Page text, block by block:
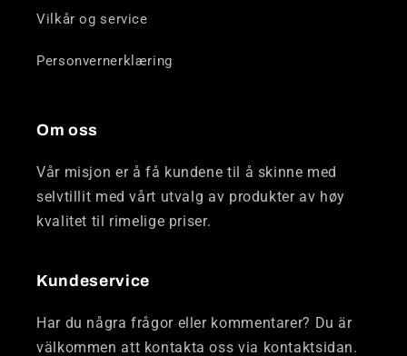
Vilkår og service
Personvernerklæring
Om oss
Vår misjon er å få kundene til å skinne med
selvtillit med vårt utvalg av produkter av høy
kvalitet til rimelige priser.
Kundeservice
Har du några frågor eller kommentarer? Du är
välkommen att kontakta oss via kontaktsidan.